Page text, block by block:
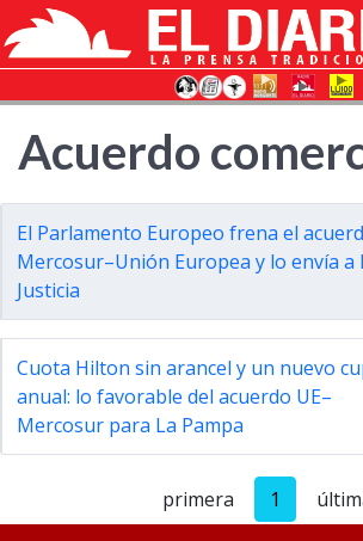
Acuerdo
El Parlamento Europeo frena el
Mercosur–Unión Europea y lo envía a
Justicia
Cuota Hilton sin arancel y un nuevo
anual: lo favorable del acuerdo UE–
Mercosur para La Pampa
primera 1